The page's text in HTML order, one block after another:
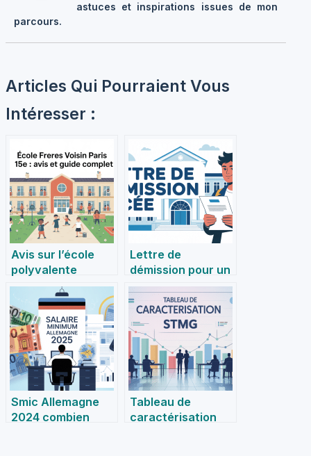
astuces et inspirations issues de mon
parcours.
Articles Qui Pourraient Vous
Intéresser :
Avis sur l’école
polyvalente
publique Frères
Voisin à Paris :
retours, forces et
axes
d’amélioration
Lettre de
démission pour un
lycée : conseils
essentiels et
modèle pratique
Smic Allemagne
2024 combien
Tableau de
caractérisation